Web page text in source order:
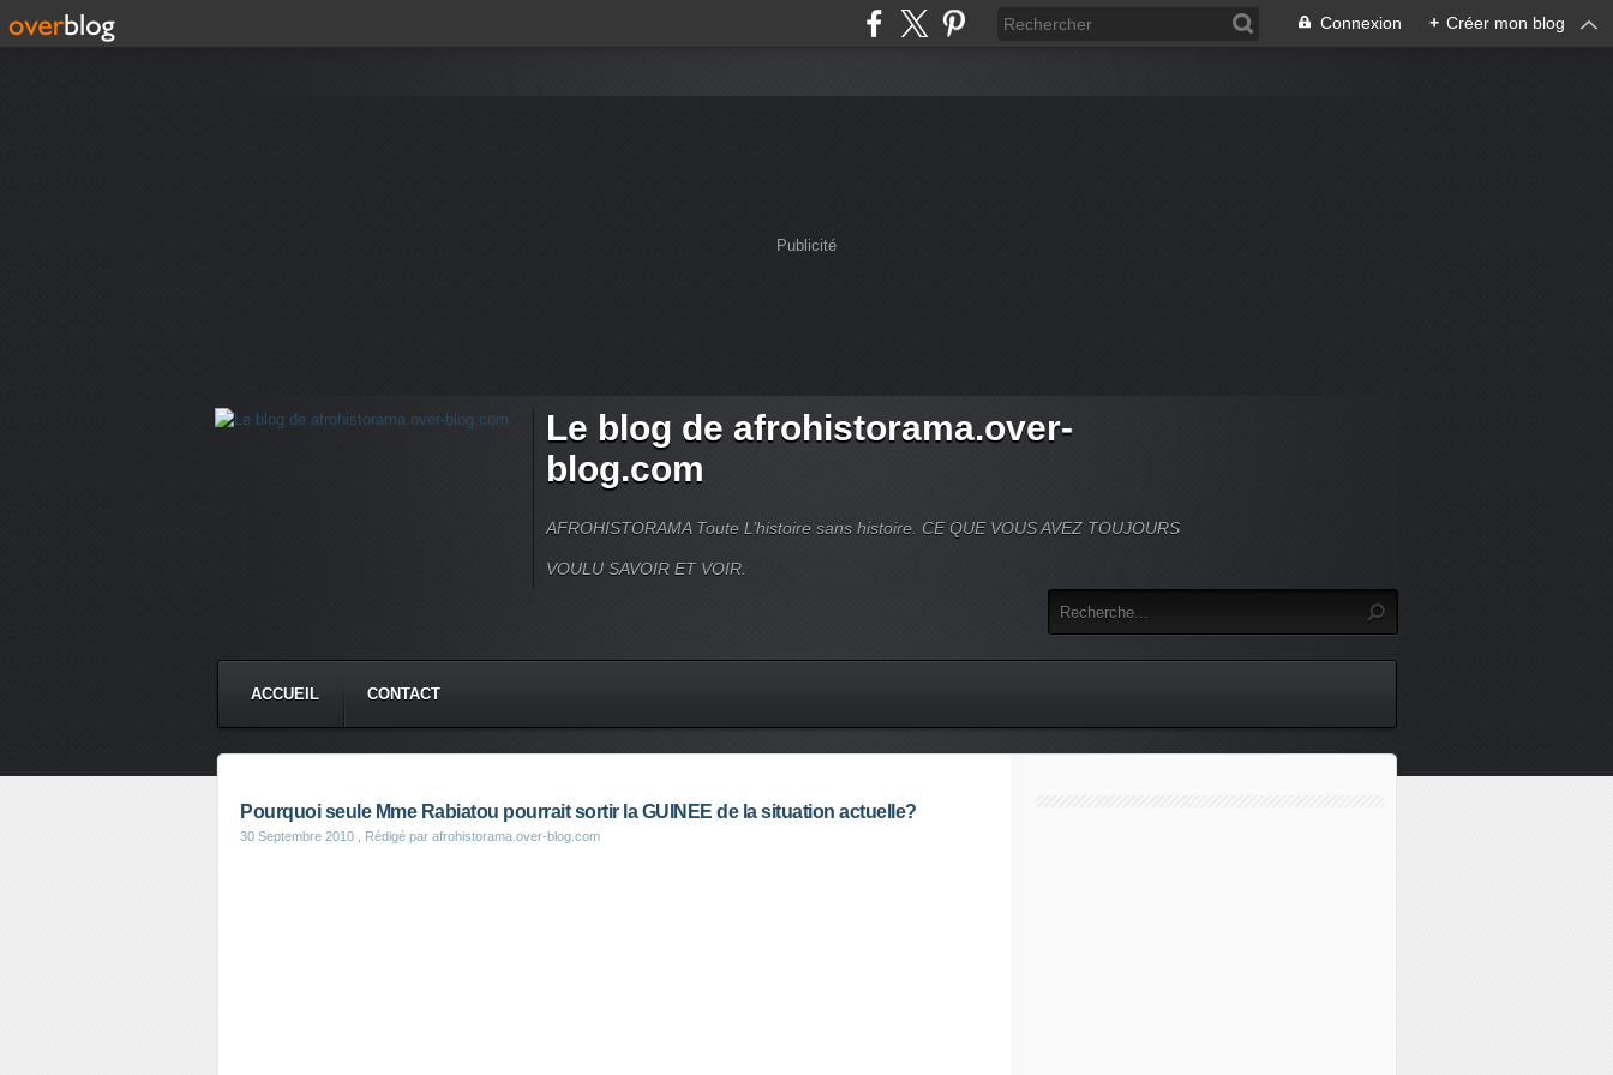
Connexion + Créer mon blog
Publicité
Le blog de afrohistorama.over-
blog.com
AFROHISTORAMA Toute L’histoire sans histoire. CE QUE VOUS AVEZ TOUJOURS
VOULU SAVOIR ET VOIR.
ACCUEIL CONTACT
Pourquoi seule Mme Rabiatou pourrait sortir la GUINEE de la situation actuelle?
30 Septembre 2010 , Rédigé par afrohistorama.over-blog.com